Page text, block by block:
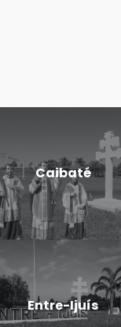
Caibaté
Entre-Ijuís